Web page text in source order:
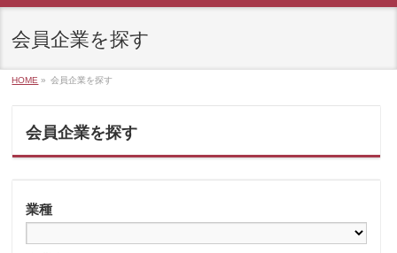
会員企業を探す
HOME » 会員企業を探す
会員企業を探す
業種